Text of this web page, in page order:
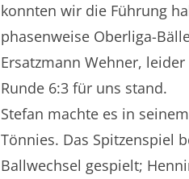
konnten wir die Führung
phasenweise Oberliga-
Ersatzmann Wehner,
Runde 6:3 für uns stand.
Stefan machte es in
Tönnies. Das Spitzenspiel
Ballwechsel gespielt;